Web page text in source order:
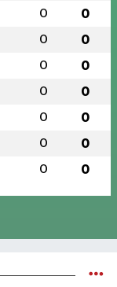
0 0
0 0
0 0
0 0
0 0
0 0
0 0